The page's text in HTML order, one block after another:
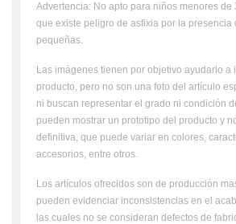
Advertencia: No apto para niños menores de
que existe peligro de asfixia por la presencia
pequeñas.
Las imágenes tienen por objetivo ayudarlo a
producto, pero no son una foto del artículo
ni buscan representar el grado ni condición
pueden mostrar un prototipo del producto y
definitiva, que puede variar en colores,
accesorios, entre otros.
Los artículos ofrecidos son de producción
pueden evidenciar inconsistencias en el
las cuales no se consideran defectos de